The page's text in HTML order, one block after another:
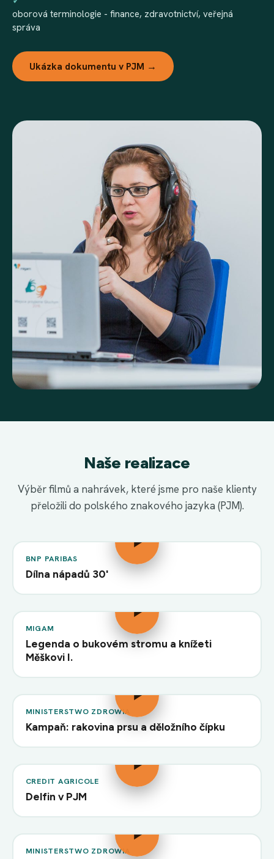
oborová terminologie - finance, zdravotnictví, veřejná
správa
Ukázka dokumentu v PJM →
Naše realizace
Výběr filmů a nahrávek, které jsme pro naše klienty
přeložili do polského znakového jazyka (PJM).
BNP PARIBAS
Dílna nápadů 30'
MIGAM
Legenda o bukovém stromu a knížeti
Měškovi I.
MINISTERSTWO ZDROWIA
Kampaň: rakovina prsu a děložního čípku
CREDIT AGRICOLE
Delfin v PJM
MINISTERSTWO ZDROWIA